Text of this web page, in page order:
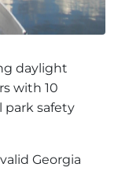
daylight
with 10
park safety
Georgia